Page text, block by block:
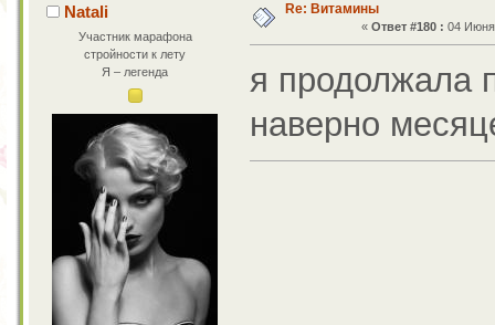
Natali
Участник марафона
стройности к лету
Я – легенда
Re: Витамины
« Ответ #180 : 04 Июня
я продолжала
наверно